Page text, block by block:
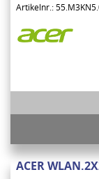
Artikelnr.:
ACER